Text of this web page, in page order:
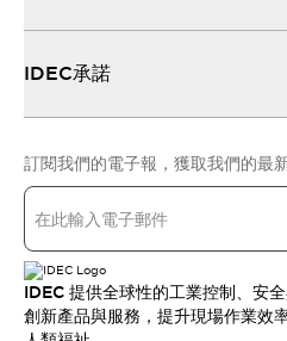
IDEC承諾
訂閱我們的電子報，獲取我們的最
IDEC 提供全球性的工業控制、安
創新產品與服務，提升現場作業效